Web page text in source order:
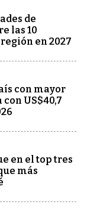
de
las 10
en 2027
con mayor
US$40,7
en el top tres
más